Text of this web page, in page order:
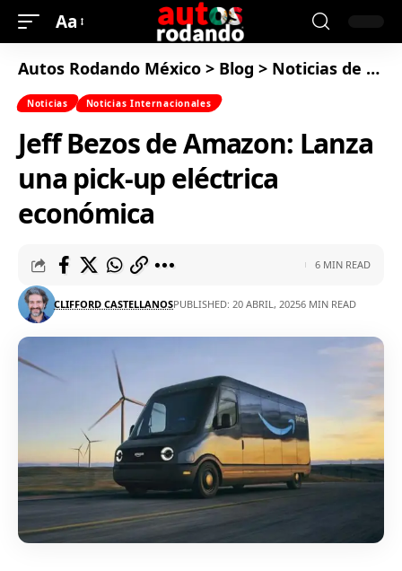
Aa
Autos Rodando México > Blog > Noticias de Autos
Noticias Noticias Internacionales
Jeff Bezos de Amazon: Lanza
una pick-up eléctrica
económica
CLIFFORD CASTELLANOSPUBLISHED: 20 ABRIL, 20256 MIN READ
6 MIN READ